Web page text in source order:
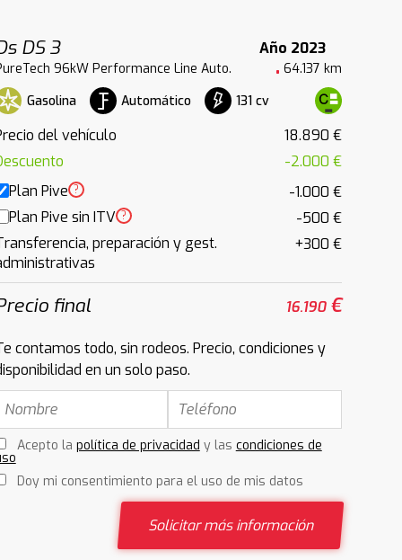
DS 3 Año 2023
96kW Performance Line Auto.
64.137 km
Gasolina
Automático 131 cv
del vehículo
18.890 €
-2.000 €
Plan Pive ?
-1.000 €
Plan Pive sin ITV ?
-500 €
preparación y gest.
+300 €
final 16.190€
contamos todo, sin rodeos. Precio, condiciones y
en un solo paso.
Acepto la política de privacidad y las condiciones de
Doy mi consentimiento para el uso de mis datos
Solicitar más información